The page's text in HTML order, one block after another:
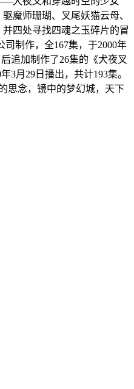
魔师珊瑚、叉尾妖猫云母、
四处寻找四魂之玉碎片的冒
司制作，全167集，于2000年
追加制作了26集的《犬夜叉
3月29日播出，共计193集。
思念，镜中的梦幻城，天下